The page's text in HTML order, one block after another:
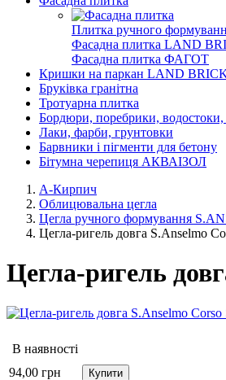
Плитка ручного
Фасадна плитка LAND
Фасадна плитка ФАГОТ
Кришки на паркан LAND
Бруківка гранітна
Тротуарна плитка
Бордюри, поребрики, водостоки,
Лаки, фарби, грунтовки
Барвники і пігменти для бетону
Бітумна черепиця АКВАІЗОЛ
А-Кирпич
Облицювальна цегла
Цегла ручного формування
Цегла-ригель довга S.Anselmo
Цегла-ригель
В наявності
94,00 грн
Купити